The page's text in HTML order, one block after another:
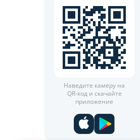
Наведите камеру на
QR-код и скачайте
приложение